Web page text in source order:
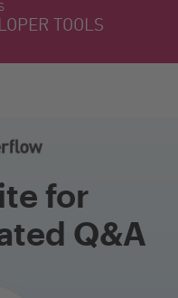
TOOLS
for
Q&A